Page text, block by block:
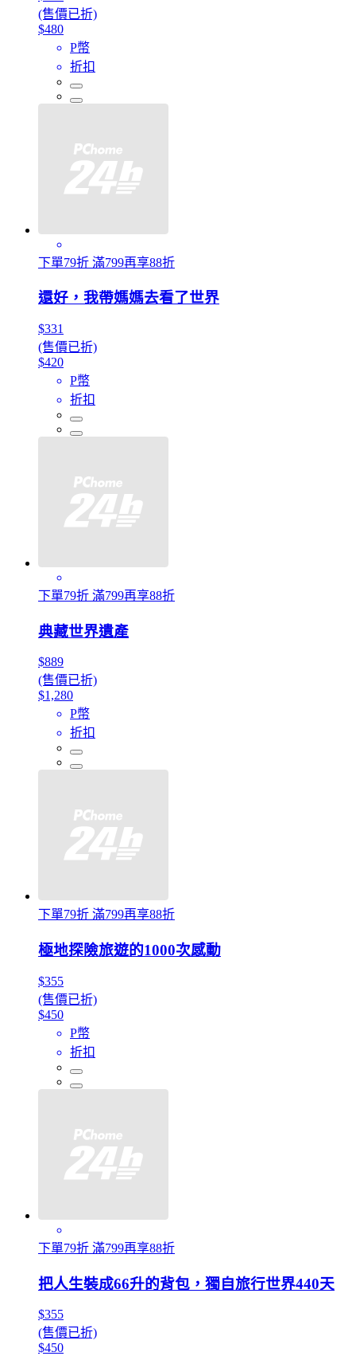
(售價已折)
$480
P幣
折扣
下單79折 滿799再享88折
還好，我帶媽媽去看了世界
$331
(售價已折)
$420
P幣
折扣
下單79折 滿799再享88折
典藏世界遺產
$889
(售價已折)
$1,280
P幣
折扣
下單79折 滿799再享88折
極地探險旅遊的1000次感動
$355
(售價已折)
$450
P幣
折扣
下單79折 滿799再享88折
把人生裝成66升的背包，獨自旅行世界440天
$355
(售價已折)
$450